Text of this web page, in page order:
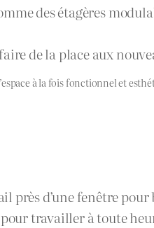
des étagères
de la place aux
à la fois fonctionnel et
près d’une fenêtre
travailler à toute